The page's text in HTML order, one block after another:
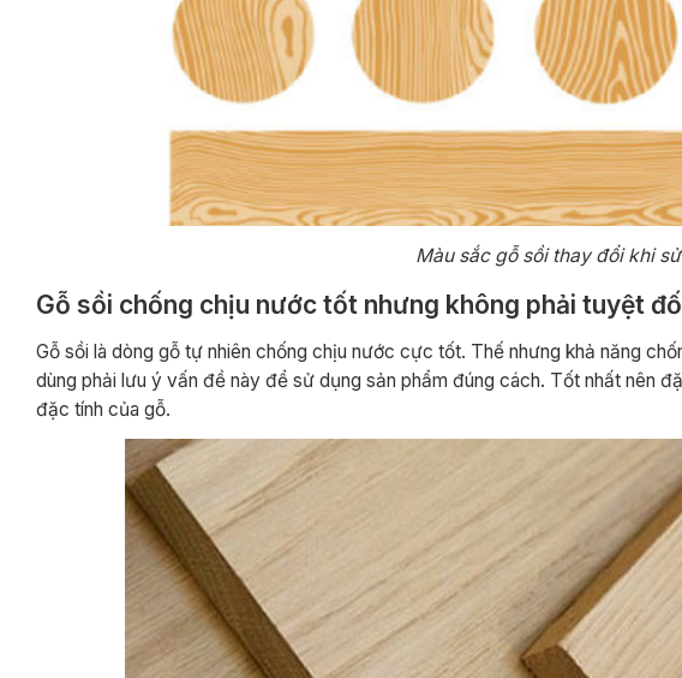
Màu sắc gỗ sồi thay đổi khi
Gỗ sồi chống chịu nước tốt nhưng không phải tuyệt
Gỗ sồi là dòng gỗ tự nhiên chống chịu nước cực tốt. Thế nhưng khả năng
dùng phải lưu ý vấn đề này để sử dụng sản phẩm đúng cách. Tốt nhất nên
đặc tính của gỗ.